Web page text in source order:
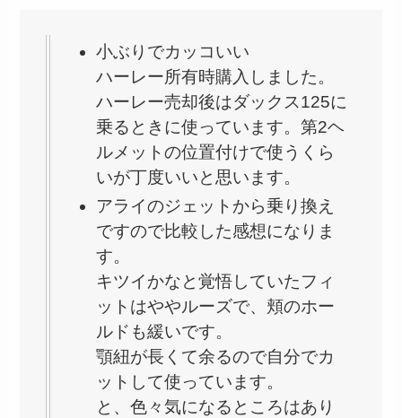
小ぶりでカッコいい
ハーレー所有時購入しました。
ハーレー売却後はダックス125に
乗るときに使っています。第2ヘ
ルメットの位置付けで使うくら
いが丁度いいと思います。
アライのジェットから乗り換え
ですので比較した感想になりま
す。
キツイかなと覚悟していたフィ
ットはややルーズで、頬のホー
ルドも緩いです。
顎紐が長くて余るので自分でカ
ットして使っています。
と、色々気になるところはあり